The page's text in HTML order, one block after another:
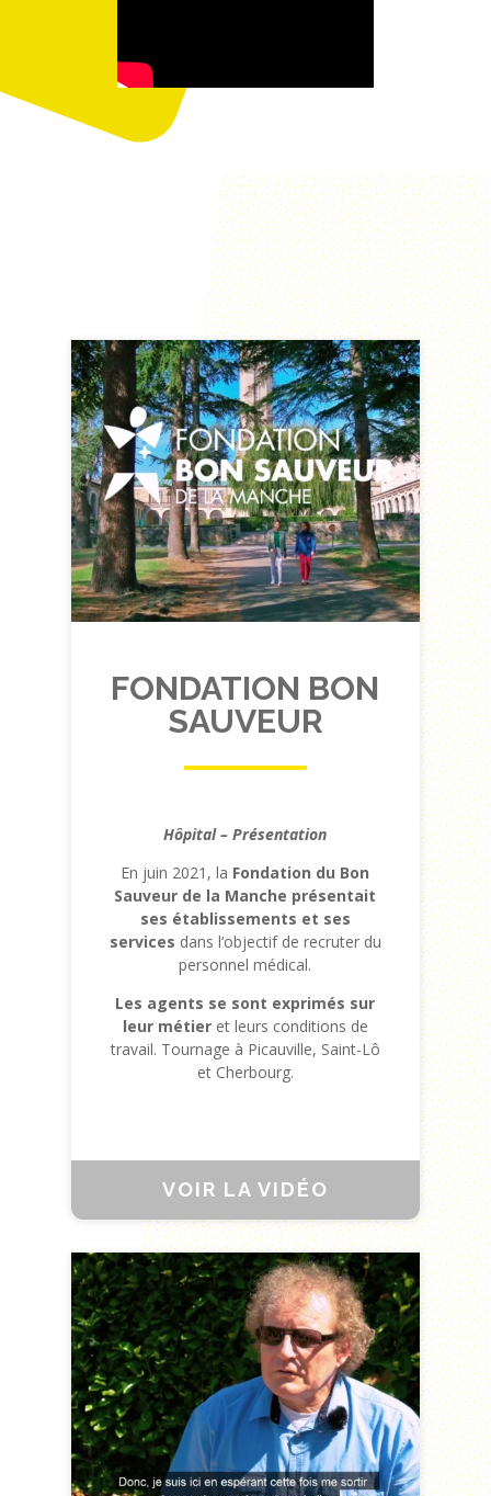
FONDATION BON
SAUVEUR
Hôpital – Présentation
En juin 2021, la Fondation du Bon
Sauveur de la Manche présentait
ses établissements et ses
services dans l’objectif de recruter du
personnel médical.
Les agents se sont exprimés sur
leur métier et leurs conditions de
travail. Tournage à Picauville, Saint-Lô
et Cherbourg.
VOIR LA VIDÉO